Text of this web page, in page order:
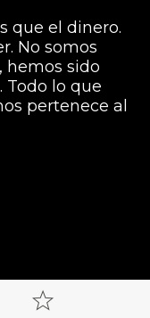
que el dinero.
No somos
hemos sido
Todo lo que
pertenece al